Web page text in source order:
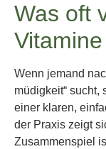
Was oft
Wenn jemand
müdigkeit“ sucht,
einer klaren,
der Praxis zeigt
Zusammenspiel